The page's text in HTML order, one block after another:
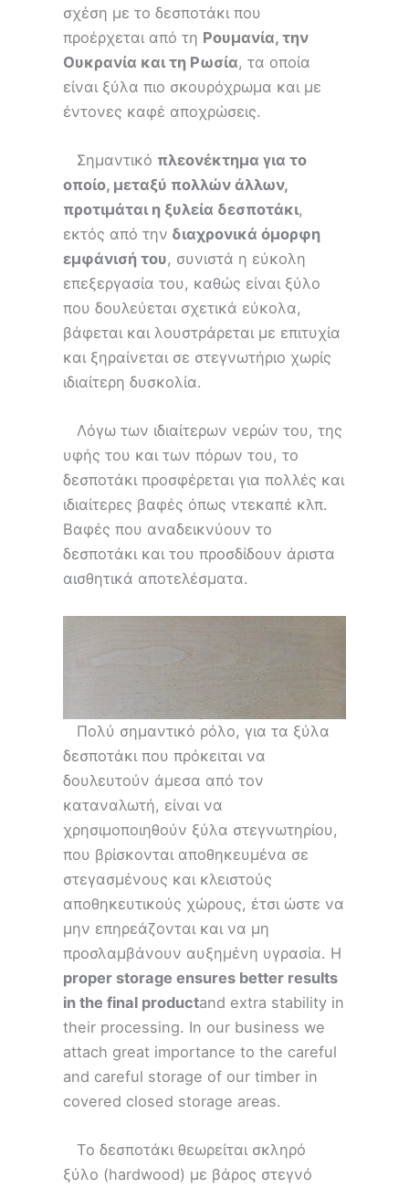
σχέση με το δεσποτάκι που
προέρχεται από τη Ρουμανία, την
Ουκρανία και τη Ρωσία, τα οποία
είναι ξύλα πιο σκουρόχρωμα και με
έντονες καφέ αποχρώσεις.
Σημαντικό πλεονέκτημα για το
οποίο, μεταξύ πολλών άλλων,
προτιμάται η ξυλεία δεσποτάκι,
εκτός από την διαχρονικά όμορφη
εμφάνισή του, συνιστά η εύκολη
επεξεργασία του, καθώς είναι ξύλο
που δουλεύεται σχετικά εύκολα,
βάφεται και λουστράρεται με επιτυχία
και ξηραίνεται σε στεγνωτήριο χωρίς
ιδιαίτερη δυσκολία.
Λόγω των ιδιαίτερων νερών του, της
υφής του και των πόρων του, το
δεσποτάκι προσφέρεται για πολλές και
ιδιαίτερες βαφές όπως ντεκαπέ κλπ.
Βαφές που αναδεικνύουν το
δεσποτάκι και του προσδίδουν άριστα
αισθητικά αποτελέσματα.
Πολύ σημαντικό ρόλο, για τα ξύλα
δεσποτάκι που πρόκειται να
δουλευτούν άμεσα από τον
καταναλωτή, είναι να
χρησιμοποιηθούν ξύλα στεγνωτηρίου,
που βρίσκονται αποθηκευμένα σε
στεγασμένους και κλειστούς
αποθηκευτικούς χώρους, έτσι ώστε να
μην επηρεάζονται και να μη
προσλαμβάνουν αυξημένη υγρασία. Η
proper storage ensures better results
in the final productand extra stability in
their processing. In our business we
attach great importance to the careful
and careful storage of our timber in
covered closed storage areas.
Το δεσποτάκι θεωρείται σκληρό
ξύλο (hardwood) με βάρος στεγνό